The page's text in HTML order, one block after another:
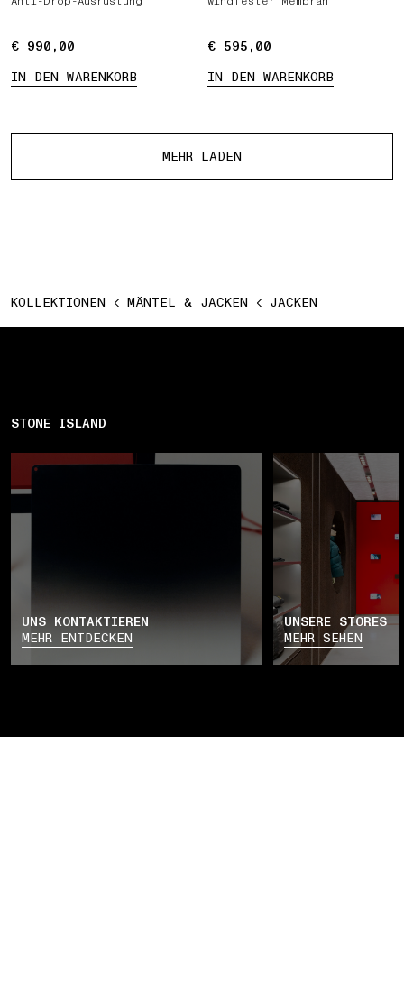
€ 990,00
€ 990,00
IN DEN WARENKORB
€ 595,00
€ 595,00
IN DEN WARENKORB
MEHR LADEN
KOLLEKTIONEN MÄNTEL & JACKEN JACKEN
STONE ISLAND
UNS KONTAKTIEREN
MEHR ENTDECKEN
UNSERE STORES
MEHR SEHEN